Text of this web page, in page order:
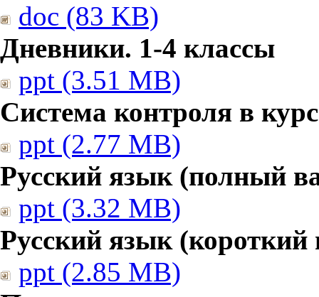
doc (83 KB)
Дневники. 1-4 классы
ppt (3.51 MB)
Система контроля в
ppt (2.77 MB)
Русский язык (полный
ppt (3.32 MB)
Русский язык (короткий
ppt (2.85 MB)